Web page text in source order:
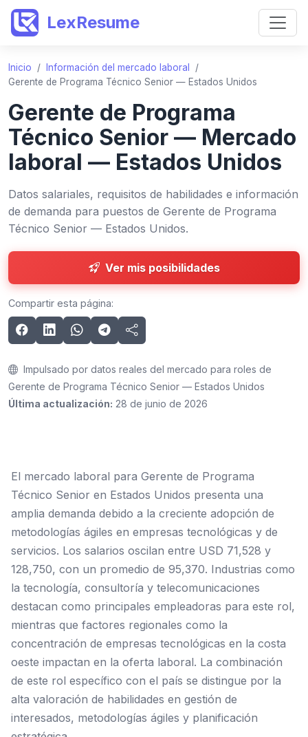
LexResume
Inicio / Información del mercado laboral
/
Gerente de Programa Técnico Senior — Estados Unidos
Gerente de Programa
Técnico Senior — Mercado
laboral — Estados Unidos
Datos salariales, requisitos de habilidades e información
de demanda para puestos de Gerente de Programa
Técnico Senior — Estados Unidos.
Ver mis posibilidades
Compartir esta página:
Impulsado por datos reales del mercado para roles de
Gerente de Programa Técnico Senior — Estados Unidos
Última actualización: 28 de junio de 2026
El mercado laboral para Gerente de Programa
Técnico Senior en Estados Unidos presenta una
amplia demanda debido a la creciente adopción de
metodologías ágiles en empresas tecnológicas y de
servicios. Los salarios oscilan entre USD 71,528 y
128,750, con un promedio de 95,370. Industrias como
la tecnología, consultoría y telecomunicaciones
destacan como principales empleadoras para este rol,
mientras que factores regionales como la
concentración de empresas tecnológicas en la costa
oeste impactan en la oferta laboral. La combinación
de este rol específico con el país se distingue por la
alta valoración de habilidades en gestión de
interesados, metodologías ágiles y planificación